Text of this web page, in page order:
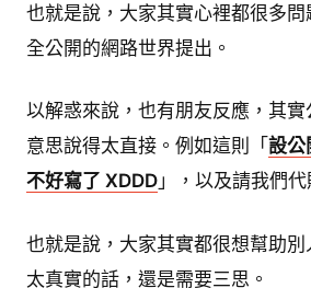
也就是說，大家其實心裡都很多
全公開的網路世界提出。
以解惑來說，也有朋友反應，其
意思說得太直接。例如這則「 設公
不好寫了 XDDD 」，以及請我們代
也就是說，大家其實都很想幫助
太真實的話，還是需要三思。